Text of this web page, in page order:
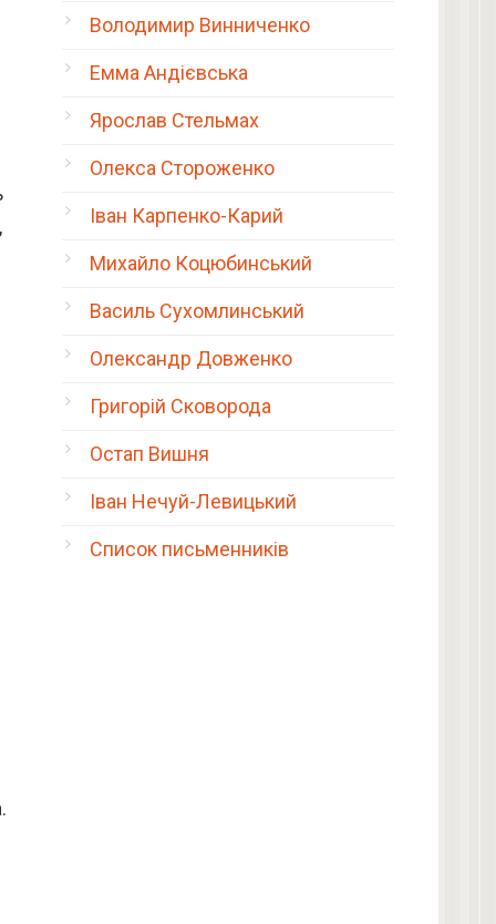
Володимир Винниченко
Емма Андієвська
Ярослав Стельмах
Олекса Стороженко
Іван Карпенко-Карий
Михайло Коцюбинський
Василь Сухомлинський
Олександр Довженко
Григорій Сковорода
Остап Вишня
Іван Нечуй-Левицький
Список письменників